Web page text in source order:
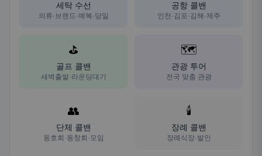
세탁 수선
의류·브랜드·예복·당일
공항 콜밴
인천·김포·김해·제주
⛳
골프 콜밴
새벽출발·라운딩대기
🗺️
관광 투어
전국 맞춤 관광
👥
단체 콜밴
동호회·동창회·모임
🕯️
장례 콜밴
장례식장·발인